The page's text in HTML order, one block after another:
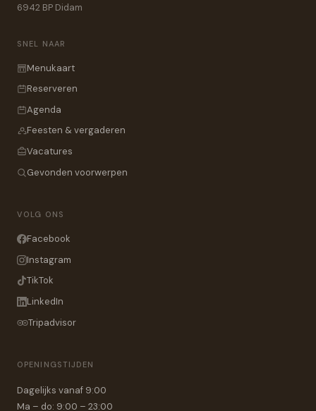
6942 BP Didam
SNEL NAAR
Menukaart
Reserveren
Agenda
Feesten & vergaderen
Vacatures
Gevonden voorwerpen
VOLG ONS
Facebook
Instagram
TikTok
LinkedIn
Tripadvisor
OPENINGSTIJDEN
Dagelijks vanaf 9:00
Ma – do: 9:00 – 23:00